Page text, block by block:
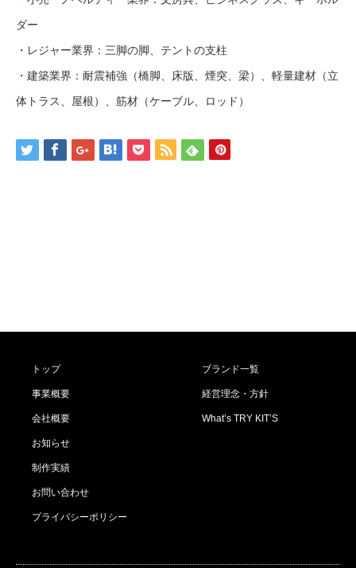
ダー
・レジャー業界：三脚の脚、テントの支柱
・建築業界：耐震補強（橋脚、床版、煙突、梁）、軽量建材（立
体トラス、屋根）、筋材（ケーブル、ロッド）
トップ
事業概要
会社概要
お知らせ
制作実績
お問い合わせ
プライバシーポリシー
ブランド一覧
経営理念・方針
What’s TRY KIT’S